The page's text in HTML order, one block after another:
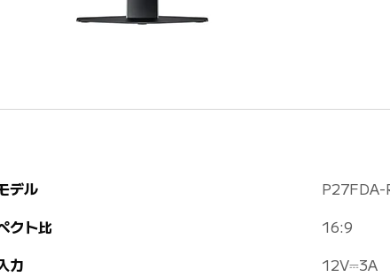
デル P27FDA-
クト比 16:9
力 12V⎓3A